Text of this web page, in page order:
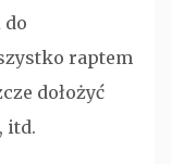
do
raptem
dołożyć
itd.